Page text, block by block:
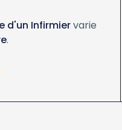
d'un Infirmiervarie
.